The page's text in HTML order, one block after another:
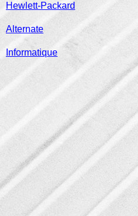
Hewlett-Packard
Alternate
Informatique